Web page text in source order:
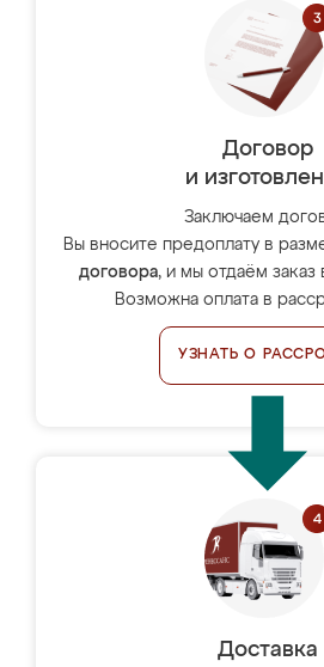
Договор
и
Заключаем
Вы вносите предоплату в
договора, и мы отдаём заказ
Возможна оплата в
УЗНАТЬ О
Доставка